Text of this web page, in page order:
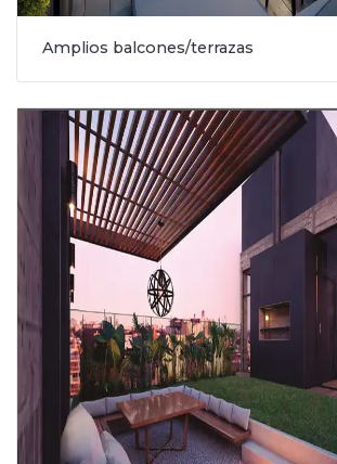
Amplios balcones/terrazas